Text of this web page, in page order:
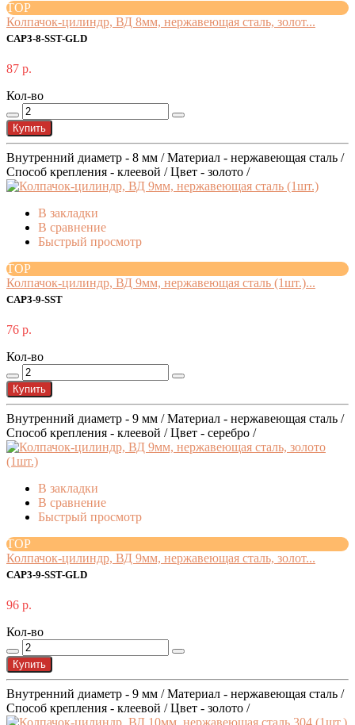
TOP
Колпачок-цилиндр, ВД 8мм, нержавеющая сталь, золот...
CAP3-8-SST-GLD
87 р.
Кол-во
Купить
Внутренний диаметр - 8 мм / Материал - нержавеющая сталь /
Способ крепления - клеевой / Цвет - золото /
В закладки
В сравнение
Быстрый просмотр
TOP
Колпачок-цилиндр, ВД 9мм, нержавеющая сталь (1шт.)...
CAP3-9-SST
76 р.
Кол-во
Купить
Внутренний диаметр - 9 мм / Материал - нержавеющая сталь /
Способ крепления - клеевой / Цвет - серебро /
В закладки
В сравнение
Быстрый просмотр
TOP
Колпачок-цилиндр, ВД 9мм, нержавеющая сталь, золот...
CAP3-9-SST-GLD
96 р.
Кол-во
Купить
Внутренний диаметр - 9 мм / Материал - нержавеющая сталь /
Способ крепления - клеевой / Цвет - золото /